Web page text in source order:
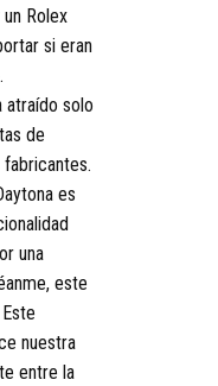
Rolex
si eran
atraído solo
de
es
una
este
nuestra
entre la